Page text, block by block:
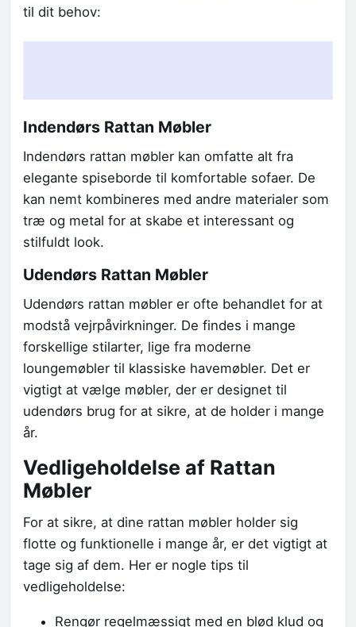
til dit behov:
Indendørs Rattan Møbler
Indendørs rattan møbler kan omfatte alt fra
elegante spiseborde til komfortable sofaer. De
kan nemt kombineres med andre materialer som
træ og metal for at skabe et interessant og
stilfuldt look.
Udendørs Rattan Møbler
Udendørs rattan møbler er ofte behandlet for at
modstå vejrpåvirkninger. De findes i mange
forskellige stilarter, lige fra moderne
loungemøbler til klassiske havemøbler. Det er
vigtigt at vælge møbler, der er designet til
udendørs brug for at sikre, at de holder i mange
år.
Vedligeholdelse af Rattan
Møbler
For at sikre, at dine rattan møbler holder sig
flotte og funktionelle i mange år, er det vigtigt at
tage sig af dem. Her er nogle tips til
vedligeholdelse:
Rengør regelmæssigt med en blød klud og